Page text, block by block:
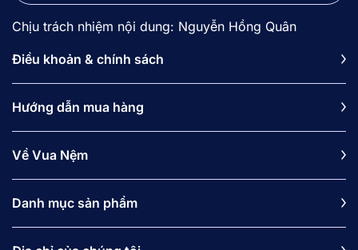
Chịu trách nhiệm nội dung: Nguyễn Hồng Quân
Điều khoản & chính sách
Hướng dẫn mua hàng
Về Vua Nệm
Danh mục sản phẩm